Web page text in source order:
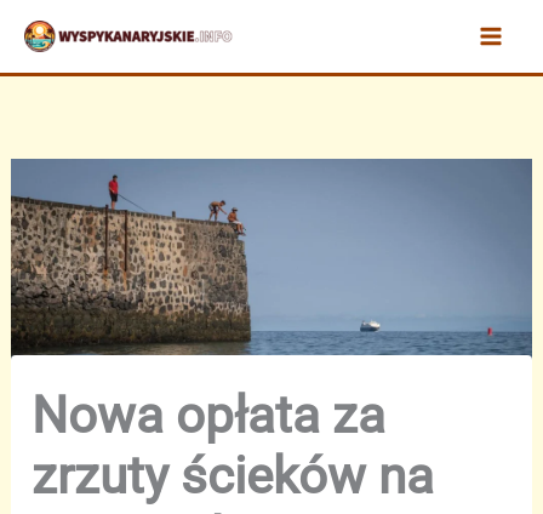
Przejdź
treści
Nowa opłata za
zrzuty ścieków na